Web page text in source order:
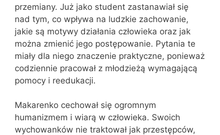
przemiany. Już jako student zastanawiał się
nad tym, co wpływa na ludzkie zachowanie,
jakie są motywy działania człowieka oraz jak
można zmienić jego postępowanie. Pytania te
miały dla niego znaczenie praktyczne, ponieważ
codziennie pracował z młodzieżą wymagającą
pomocy i reedukacji.
Makarenko cechował się ogromnym
humanizmem i wiarą w człowieka. Swoich
wychowanków nie traktował jak przestępców,